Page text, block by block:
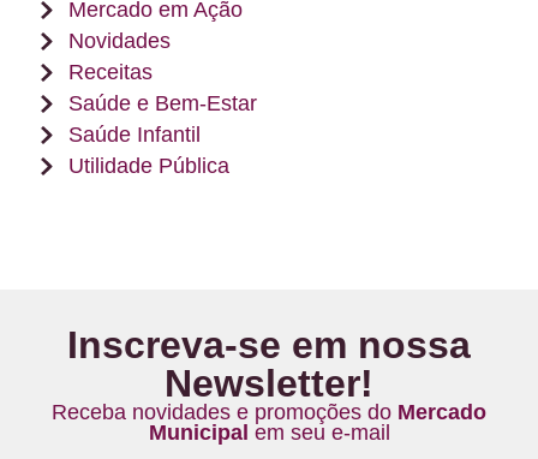
Mercado em Ação
Novidades
Receitas
Saúde e Bem-Estar
Saúde Infantil
Utilidade Pública
Inscreva-se em nossa
Newsletter!
Receba novidades e promoções do Mercado
Municipal em seu e-mail